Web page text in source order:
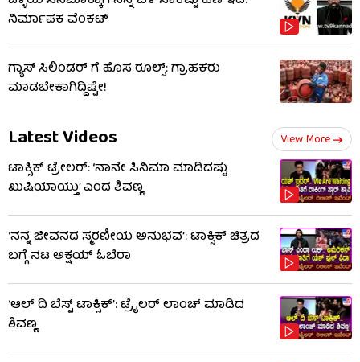
ನಿರ್ಮಾಪಕ ವೆಂಕಟ್
ಗ್ಯಾಸ್ ಸಿಲಿಂಡರ್ ಗೆ ಹೊಸ ರೂಲ್ಸ್‌: ಗ್ರಾಹಕರು
ಮಾಡಬೇಕಾಗಿದ್ದಿಷ್ಟೇ!
Latest Videos View More
ಟಾಕ್ಸಿಕ್ ಟ್ರೇಲರ್​: ‘ನಾನೇ ಸಿನಿಮಾ ಮಾಡಿದಷ್ಟು
ಖುಷಿಯಾಯ್ತು’ ಎಂದ ಶಿವಣ್ಣ
‘ನನ್ನ ಜೀವನದ ಸ್ಮರಣೀಯ ಅನುಭವ’: ಟಾಕ್ಸಿಕ್ ಚಿತ್ರದ
ಬಗ್ಗೆ ನಟ ಅಕ್ಷಯ್ ಓಬೆರಾ
‘ಆಲ್​ ದಿ ಬೆಸ್ಟ್​ ಟಾಕ್ಸಿಕ್’: ಟ್ರೈಲರ್​ ಲಾಂಚ್ ಮಾಡಿದ
ಶಿವಣ್ಣ